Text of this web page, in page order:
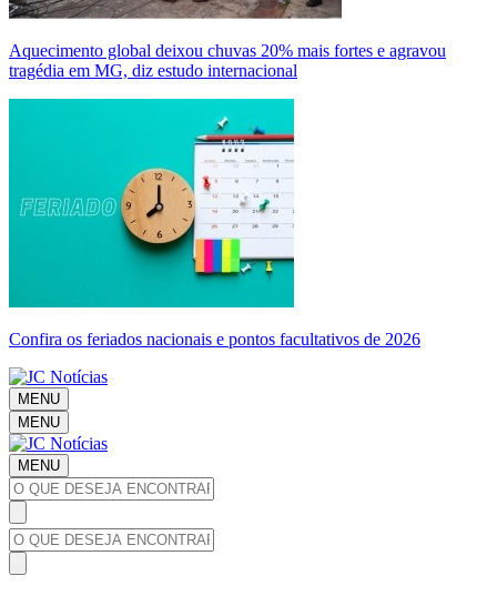
Aquecimento global deixou chuvas 20% mais fortes e agravou
tragédia em MG, diz estudo internacional
Confira os feriados nacionais e pontos facultativos de 2026
MENU
MENU
MENU